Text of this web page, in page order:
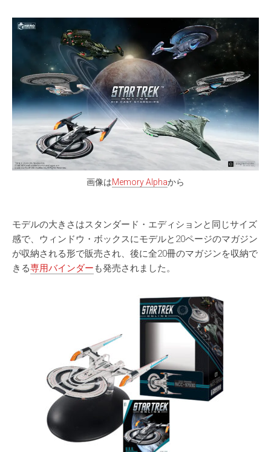
画像はMemory Alphaから
モデルの大きさはスタンダード・エディションと同じサイズ
感で、ウィンドウ・ボックスにモデルと20ページのマガジン
が収納される形で販売され、後に全20冊のマガジンを収納で
きる専用バインダー も発売されました。